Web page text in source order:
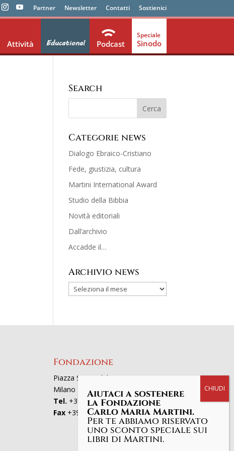
Partner Newsletter Contatti Sostienici
Attività Educational Podcast Sinodo
Search
Categorie news
Dialogo Ebraico-Cristiano
Fede, giustizia, cultura
Martini International Award
Studio della Bibbia
Novità editoriali
Dall’archivio
Accadde il…
Archivio news
Fondazione
Piazza San Fedele 4, 20121
Milano
Tel. +39 02863521
Fax +39 0286352801
Aiutaci a sostenere
la Fondazione
Carlo Maria Martini.
Per te abbiamo riservato
uno sconto speciale sui
libri di Martini.